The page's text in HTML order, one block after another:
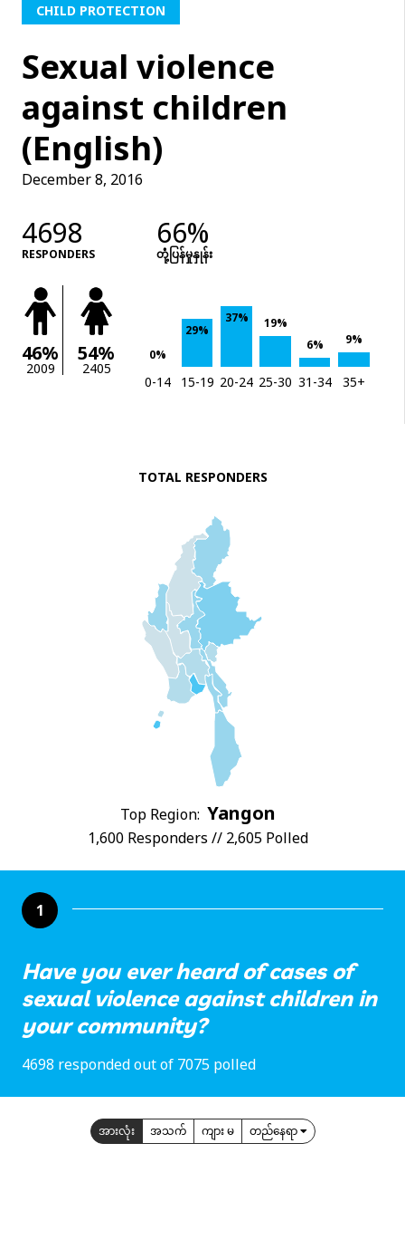
CHILD PROTECTION
Sexual violence
against children
(English)
December 8, 2016
4698
RESPONDERS
66%
တုံံ့ပြန်မှုနှုန်း
46%
2009
54%
2405
0%
29%
37%
19%
6%
9%
0-14 15-19 20-24 25-30 31-34 35+
TOTAL RESPONDERS
Top Region: Yangon
1,600 Responders // 2,605 Polled
1
Have you ever heard of cases of
sexual violence against children in
your community?
4698 responded out of 7075 polled
အားလုံး အသက် ကျား မ တည်နေရာ